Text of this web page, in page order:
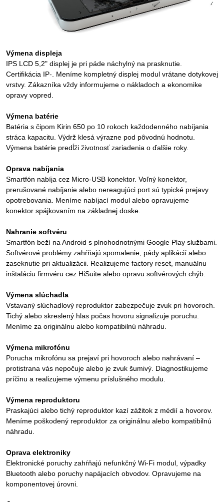
Výmena displeja
IPS LCD 5,2" displej je pri páde náchylný na prasknutie.
Certifikácia IP-. Meníme kompletný displej modul vrátane dotykovej
vrstvy. Zákazníka vždy informujeme o nákladoch a ekonomike
opravy vopred.
Výmena batérie
Batéria s čipom Kirin 650 po 10 rokoch každodenného nabíjania
stráca kapacitu. Výdrž klesá výrazne pod pôvodnú hodnotu.
Výmena batérie predĺži životnosť zariadenia o ďalšie roky.
Oprava nabíjania
Smartfón nabíja cez Micro-USB konektor. Voľný konektor,
prerušované nabíjanie alebo nereagujúci port sú typické prejavy
opotrebovania. Meníme nabíjací modul alebo opravujeme
konektor spájkovaním na základnej doske.
Nahranie softvéru
Smartfón beží na Android s plnohodnotnými Google Play službami.
Softvérové problémy zahŕňajú spomalenie, pády aplikácií alebo
zaseknutie pri aktualizácii. Realizujeme factory reset, manuálnu
inštaláciu firmvéru cez HiSuite alebo opravu softvérových chýb.
Výmena slúchadla
Vstavaný slúchadlový reproduktor zabezpečuje zvuk pri hovoroch.
Tichý alebo skreslený hlas počas hovoru signalizuje poruchu.
Meníme za originálnu alebo kompatibilnú náhradu.
Výmena mikrofónu
Porucha mikrofónu sa prejaví pri hovoroch alebo nahrávaní –
protistrana vás nepočuje alebo je zvuk šumivý. Diagnostikujeme
príčinu a realizujeme výmenu príslušného modulu.
Výmena reproduktoru
Praskajúci alebo tichý reproduktor kazí zážitok z médií a hovorov.
Meníme poškodený reproduktor za originálnu alebo kompatibilnú
náhradu.
Oprava elektroniky
Elektronické poruchy zahŕňajú nefunkčný Wi-Fi modul, výpadky
Bluetooth alebo poruchy napájacích obvodov. Opravujeme na
komponentovej úrovni.